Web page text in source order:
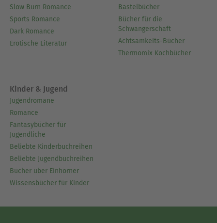
Slow Burn Romance
Sports Romance
Dark Romance
Erotische Literatur
Bastelbücher
Bücher für die
Schwangerschaft
Achtsamkeits-Bücher
Thermomix Kochbücher
Kinder & Jugend
Jugendromane
Romance
Fantasybücher für
Jugendliche
Beliebte Kinderbuchreihen
Beliebte Jugendbuchreihen
Bücher über Einhörner
Wissensbücher für Kinder